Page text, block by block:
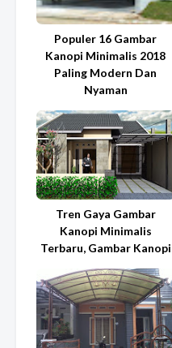
Populer 16 Gambar
Kanopi Minimalis 2018
Paling Modern Dan
Nyaman
Tren Gaya Gambar
Kanopi Minimalis
Terbaru, Gambar Kanopi